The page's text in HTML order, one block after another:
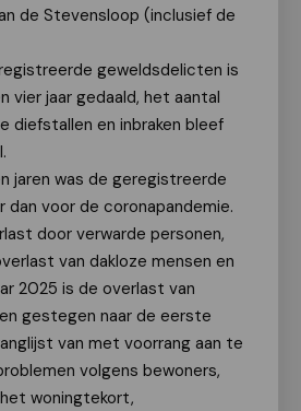
de Stevensloop (inclusief de
geweldsdelicten is
vier jaar gedaald, het aantal
diefstallen en inbraken bleef
jaren was de geregistreerde
dan voor de coronapandemie.
door verwarde personen,
van dakloze mensen en
2025 is de overlast van
gestegen naar de eerste
van met voorrang aan te
volgens bewoners,
woningtekort,